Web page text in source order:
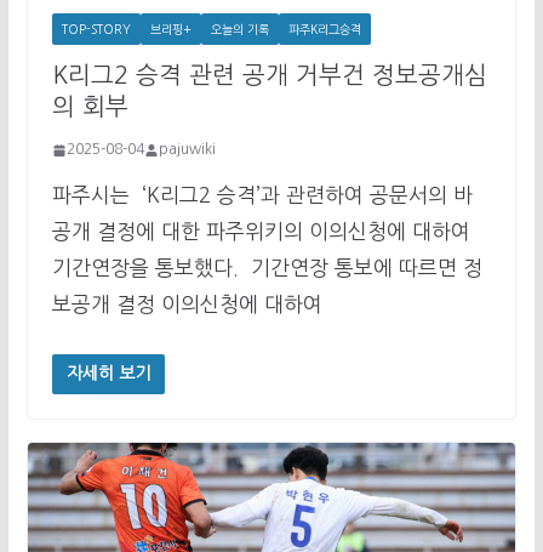
TOP-STORY 브리핑+ 오늘의 기록 파주K리그승격
K리그2 승격 관련 공개 거부건 정보공개심
의 회부
2025-08-04 pajuwiki
파주시는 ‘K리그2 승격’과 관련하여 공문서의 바
공개 결정에 대한 파주위키의 이의신청에 대하여
기간연장을 통보했다. 기간연장 통보에 따르면 정
보공개 결정 이의신청에 대하여
자세히 보기